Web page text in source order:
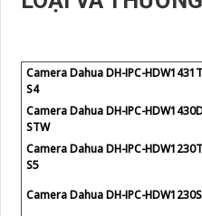
Camera Dahua DH-IPC-
S4
Camera Dahua DH-IPC-
STW
Camera Dahua DH-IPC-
S5
Camera Dahua DH-IPC-